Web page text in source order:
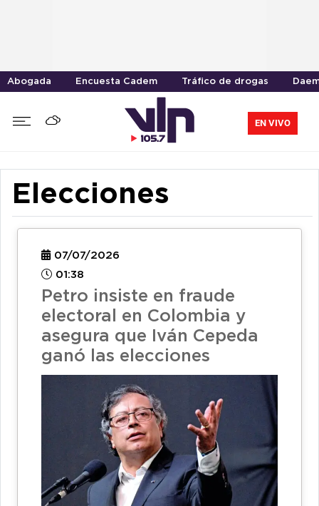
Abogada Encuesta Cadem Tráfico de drogas
EN VIVO
Elecciones
07/07/2026
01:38
Petro insiste en fraude
electoral en Colombia y
asegura que Iván Cepeda
ganó las elecciones